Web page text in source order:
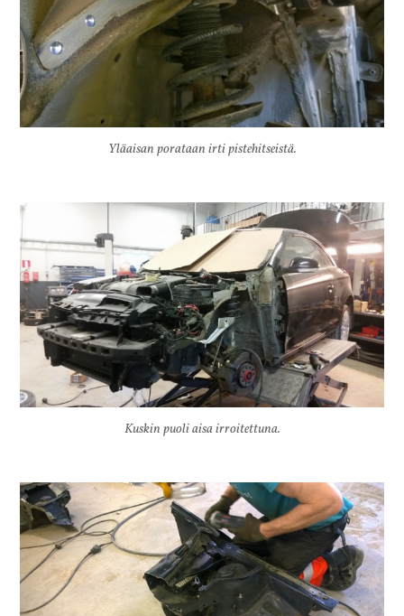
Yläaisan porataan irti pistehitseistä.
Kuskin puoli aisa irroitettuna.